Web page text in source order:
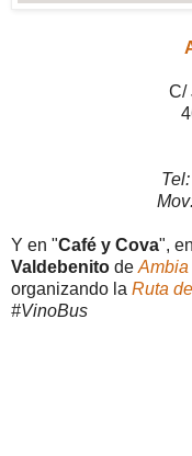
C/
Tel:
Y en "Café y Cova", en
Valdebenito de Ambia
organizando la Ruta
#VinoBus